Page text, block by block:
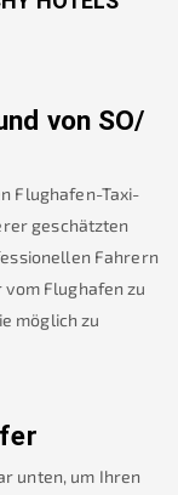
von SO/
Flughafen-Taxi-
geschätzten
Fahrern
Flughafen zu
möglich zu
unten, um Ihren